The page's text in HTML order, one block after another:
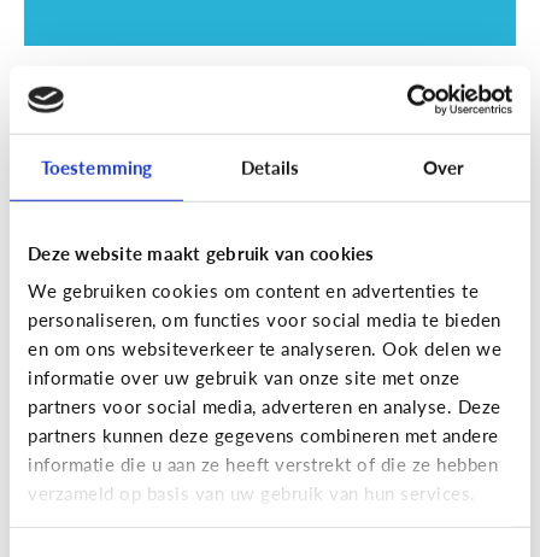
Toestemming Details Over
Deze website maakt gebruik van cookies
We gebruiken cookies om content en advertenties te
personaliseren, om functies voor social media te bieden
en om ons websiteverkeer te analyseren. Ook delen we
informatie over uw gebruik van onze site met onze
partners voor social media, adverteren en analyse. Deze
partners kunnen deze gegevens combineren met andere
informatie die u aan ze heeft verstrekt of die ze hebben
verzameld op basis van uw gebruik van hun services.
School
SOS examentijd! 5 tips tegen
online afleiding
School
Wat is Smartschool?